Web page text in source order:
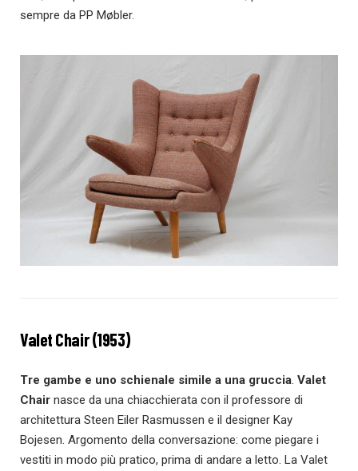
sempre da PP Møbler.
Valet Chair (1953)
Tre gambe e uno schienale simile a una gruccia Valet
Chair nasce da una chiacchierata con il professore di
architettura Steen Eiler Rasmussen e il designer Kay
Bojesen. Argomento della conversazione: come piegare i
vestiti in modo più pratico, prima di andare a letto. La Valet